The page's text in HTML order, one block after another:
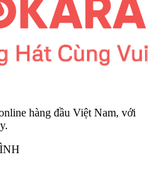
hàng đầu Việt Nam, với